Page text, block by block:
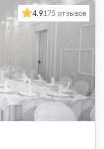
4.9175 отзывов